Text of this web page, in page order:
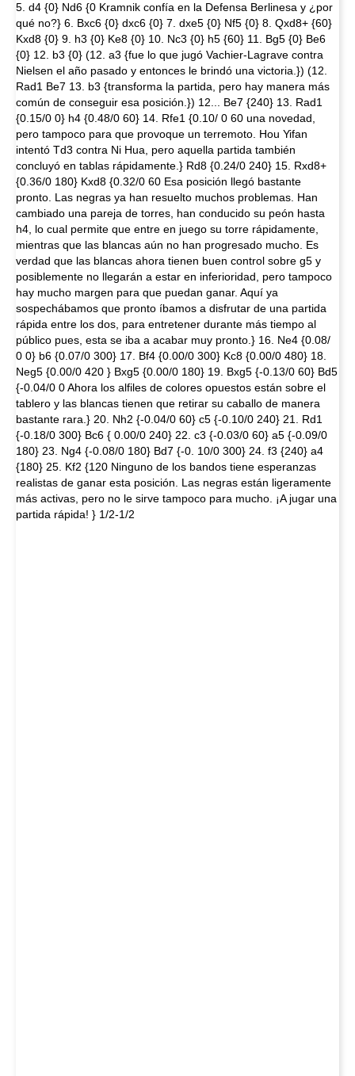
5. d4 {0} Nd6 {0 Kramnik confía en la Defensa Berlinesa y ¿por
qué no?} 6. Bxc6 {0} dxc6 {0} 7. dxe5 {0} Nf5 {0} 8. Qxd8+ {60}
Kxd8 {0} 9. h3 {0} Ke8 {0} 10. Nc3 {0} h5 {60} 11. Bg5 {0} Be6
{0} 12. b3 {0} (12. a3 {fue lo que jugó Vachier-Lagrave contra
Nielsen el año pasado y entonces le brindó una victoria.}) (12.
Rad1 Be7 13. b3 {transforma la partida, pero hay manera más
común de conseguir esa posición.}) 12... Be7 {240} 13. Rad1
{0.15/0 0} h4 {0.48/0 60} 14. Rfe1 {0.10/ 0 60 una novedad,
pero tampoco para que provoque un terremoto. Hou Yifan
intentó Td3 contra Ni Hua, pero aquella partida también
concluyó en tablas rápidamente.} Rd8 {0.24/0 240} 15. Rxd8+
{0.36/0 180} Kxd8 {0.32/0 60 Esa posición llegó bastante
pronto. Las negras ya han resuelto muchos problemas. Han
cambiado una pareja de torres, han conducido su peón hasta
h4, lo cual permite que entre en juego su torre rápidamente,
mientras que las blancas aún no han progresado mucho. Es
verdad que las blancas ahora tienen buen control sobre g5 y
posiblemente no llegarán a estar en inferioridad, pero tampoco
hay mucho margen para que puedan ganar. Aquí ya
sospechábamos que pronto íbamos a disfrutar de una partida
rápida entre los dos, para entretener durante más tiempo al
público pues, esta se iba a acabar muy pronto.} 16. Ne4 {0.08/
0 0} b6 {0.07/0 300} 17. Bf4 {0.00/0 300} Kc8 {0.00/0 480} 18.
Neg5 {0.00/0 420 } Bxg5 {0.00/0 180} 19. Bxg5 {-0.13/0 60} Bd5
{-0.04/0 0 Ahora los alfiles de colores opuestos están sobre el
tablero y las blancas tienen que retirar su caballo de manera
bastante rara.} 20. Nh2 {-0.04/0 60} c5 {-0.10/0 240} 21. Rd1
{-0.18/0 300} Bc6 { 0.00/0 240} 22. c3 {-0.03/0 60} a5 {-0.09/0
180} 23. Ng4 {-0.08/0 180} Bd7 {-0. 10/0 300} 24. f3 {240} a4
{180} 25. Kf2 {120 Ninguno de los bandos tiene esperanzas
realistas de ganar esta posición. Las negras están ligeramente
más activas, pero no le sirve tampoco para mucho. ¡A jugar una
partida rápida! } 1/2-1/2